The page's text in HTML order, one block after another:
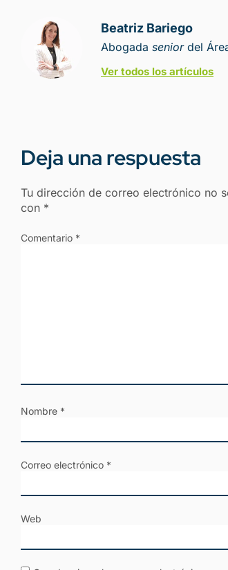
Beatriz Bariego
Abogada seniordel
Ver todos los artículos
Deja una respuesta
Tu dirección de correo electrónico no
con *
Comentario *
Nombre *
Correo electrónico *
Web